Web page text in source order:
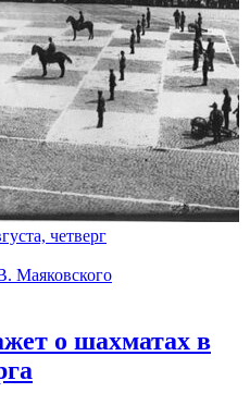
четверг
Маяковского
о шахматах в